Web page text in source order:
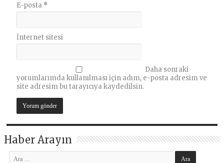
E-posta *
İnternet sitesi
Daha sonraki
yorumlarımda kullanılması için adım, e-posta adresim ve
site adresim bu tarayıcıya kaydedilsin.
Haber Arayın